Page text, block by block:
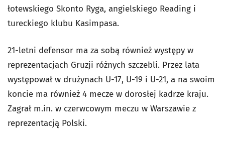
łotewskiego Skonto Ryga, angielskiego Reading i
tureckiego klubu Kasimpasa.
21-letni defensor ma za sobą również występy w
reprezentacjach Gruzji różnych szczebli. Przez lata
występował w drużynach U-17, U-19 i U-21, a na swoim
koncie ma również 4 mecze w dorosłej kadrze kraju.
Zagrał m.in. w czerwcowym meczu w Warszawie z
reprezentacją Polski.